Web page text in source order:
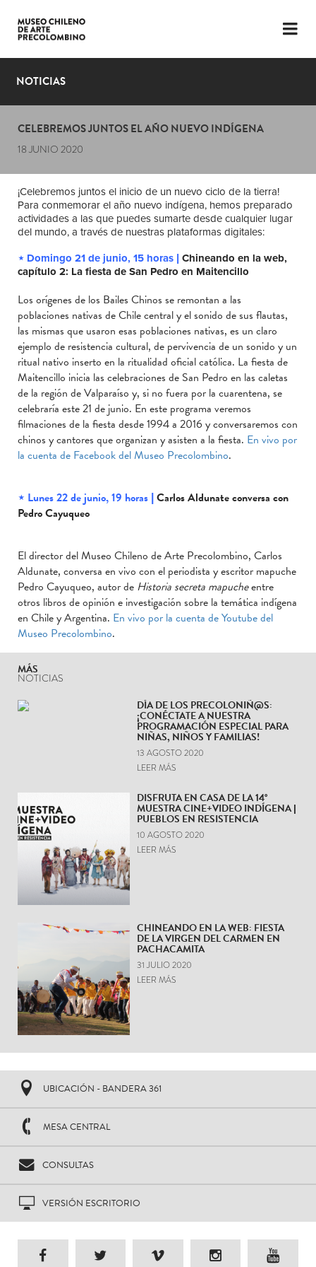
LENGUAJE
PLANIFICA TU VISITA
EXPOSICIONES
EL MUSEO
NOTICIAS
ÚLTIMOS VIDEOS
NOTICIAS
CELEBREMOS JUNTOS EL AÑO NUEVO INDÍGENA
18 JUNIO 2020
¡Celebremos juntos el inicio de un nuevo ciclo de la tierra!
Para conmemorar el año nuevo indígena, hemos preparado
actividades a las que puedes sumarte desde cualquier lugar
del mundo, a través de nuestras plataformas digitales:
⋆ Domingo 21 de junio, 15 horas |
Chineando en la web,
capítulo 2: La fiesta de San Pedro en Maitencillo
Los orígenes de los Bailes Chinos se remontan a las
poblaciones nativas de Chile central y el sonido de sus flautas,
las mismas que usaron esas poblaciones nativas, es un claro
ejemplo de resistencia cultural, de pervivencia de un sonido y un
ritual nativo inserto en la ritualidad oficial católica. La fiesta de
Maitencillo inicia las celebraciones de San Pedro en las caletas
de la región de Valparaíso y, si no fuera por la cuarentena, se
celebraría este 21 de junio. En este programa veremos
filmaciones de la fiesta desde 1994 a 2016 y conversaremos con
chinos y cantores que organizan y asisten a la fiesta. En vivo por
la cuenta de Facebook del Museo Precolombino.
⋆ Lunes 22 de junio, 19 horas |Carlos Aldunate conversa con
Pedro Cayuqueo
El director del Museo Chileno de Arte Precolombino, Carlos
Aldunate, conversa en vivo con el periodista y escritor mapuche
Pedro Cayuqueo, autor de Historia secreta mapucheentre
otros libros de opinión e investigación sobre la temática indígena
en Chile y Argentina. En vivo por la cuenta de Youtube del
Museo Precolombino.
MÁS
NOTICIAS
DÍA DE LOS PRECOLONIÑ@S:
¡CONÉCTATE A NUESTRA
PROGRAMACIÓN ESPECIAL PARA
NIÑAS, NIÑOS Y FAMILIAS!
13 AGOSTO 2020
LEER MÁS
DISFRUTA EN CASA DE LA 14°
MUESTRA CINE+VIDEO INDÍGENA |
PUEBLOS EN RESISTENCIA
10 AGOSTO 2020
LEER MÁS
CHINEANDO EN LA WEB: FIESTA
DE LA VIRGEN DEL CARMEN EN
PACHACAMITA
31 JULIO 2020
LEER MÁS
UBICACIÓN - BANDERA 361
MESA CENTRAL
CONSULTAS
VERSIÓN ESCRITORIO